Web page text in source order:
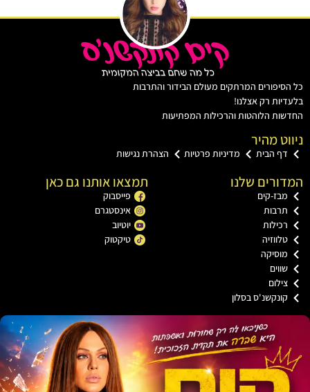
המרתקים מעולם הבידור והתרבות
רק אצלנו!
הלוהטות והרכילות המפתיעות
מהיר
הבית מדיניות פרטיות הצהרת נגישות
שלנו
קים
בסלון
תמצאו אותנו גם כאן
פייסבוק
אינסטגרם
יוטיוב
טיקטוק